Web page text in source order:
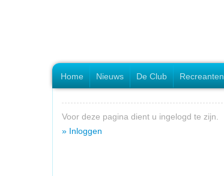
Home Nieuws De Club Recreanten
Voor deze pagina dient u ingelogd te zijn.
» Inloggen